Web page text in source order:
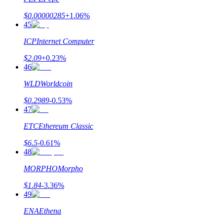
اربح الجوائز والمكافآت الحصرية
مركز المكافآت
تسجيل الدخول
$0.00000285+1.06%
45
ICPInternet Computer
$2.09+0.23%
46
WLDWorldcoin
$0.2989-0.53%
47
ETCEthereum Classic
$6.5-0.61%
48
MORPHOMorpho
$1.84-3.36%
49
ENAEthena